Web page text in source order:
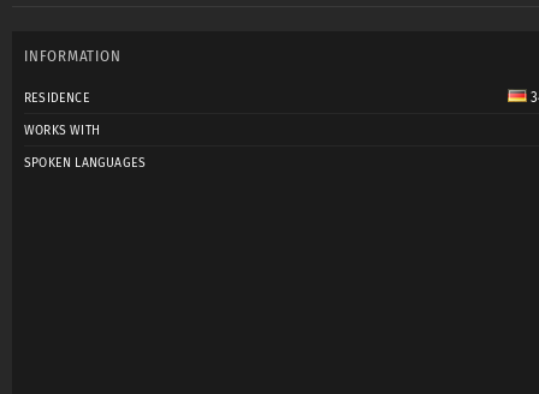
INFORMATION
RESIDENCE
WORKS WITH
SPOKEN LANGUAGES